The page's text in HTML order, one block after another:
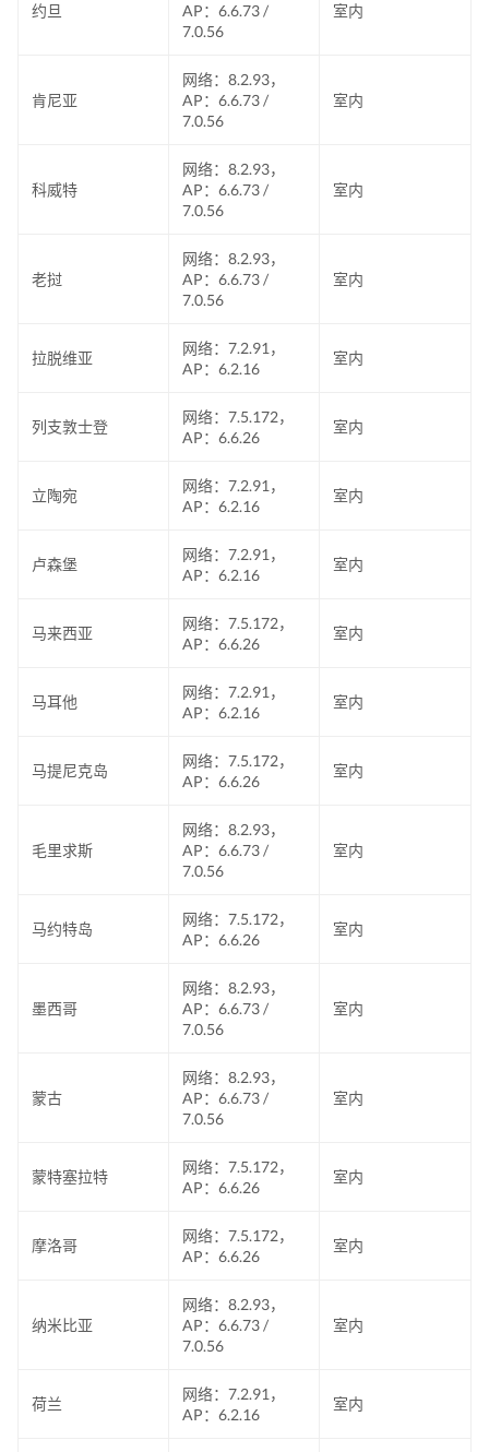
约旦
AP：6.6.73 /
7.0.56
室内
肯尼亚
网络：8.2.93，
AP：6.6.73 /
7.0.56
室内
科威特
网络：8.2.93，
AP：6.6.73 /
7.0.56
室内
老挝
网络：8.2.93，
AP：6.6.73 /
7.0.56
室内
拉脱维亚
网络：7.2.91，
AP：6.2.16
室内
列支敦士登
网络：7.5.172，
AP：6.6.26
室内
立陶宛
网络：7.2.91，
AP：6.2.16
室内
卢森堡
网络：7.2.91，
AP：6.2.16
室内
马来西亚
网络：7.5.172，
AP：6.6.26
室内
马耳他
网络：7.2.91，
AP：6.2.16
室内
马提尼克岛
网络：7.5.172，
AP：6.6.26
室内
毛里求斯
网络：8.2.93，
AP：6.6.73 /
7.0.56
室内
马约特岛
网络：7.5.172，
AP：6.6.26
室内
墨西哥
网络：8.2.93，
AP：6.6.73 /
7.0.56
室内
蒙古
网络：8.2.93，
AP：6.6.73 /
7.0.56
室内
蒙特塞拉特
网络：7.5.172，
AP：6.6.26
室内
摩洛哥
网络：7.5.172，
AP：6.6.26
室内
纳米比亚
网络：8.2.93，
AP：6.6.73 /
7.0.56
室内
荷兰
网络：7.2.91，
AP：6.2.16
室内